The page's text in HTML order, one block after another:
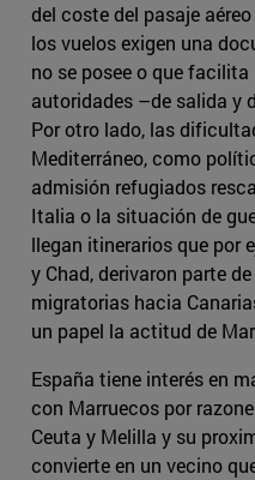
del coste del pasaje
los vuelos exigen una
no se posee o que
autoridades –de salida y
Por otro lado, las
Mediterráneo, como
admisión refugiados
Italia o la situación de
llegan itinerarios que por
y Chad, derivaron parte
migratorias hacia
un papel la actitud de
España tiene interés en
con Marruecos por
Ceuta y Melilla y su
convierte en un vecino